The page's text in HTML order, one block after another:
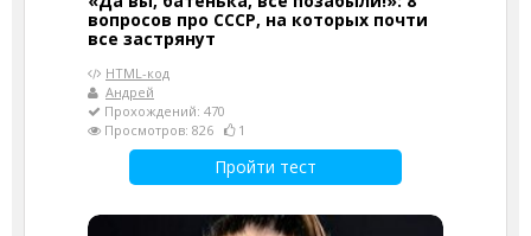
вопросов про СССР, на которых почти
все застрянут
HTML-код
Андрей
Прохождений: 470
Просмотров: 826
1
Пройти тест